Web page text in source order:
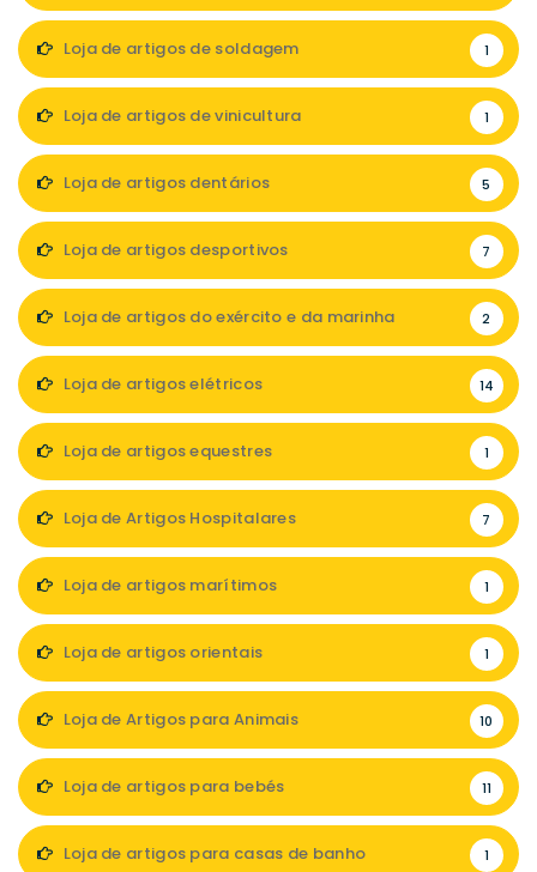
Loja de artigos de soldagem 1
Loja de artigos de vinicultura 1
Loja de artigos dentários 5
Loja de artigos desportivos 7
Loja de artigos do exército e da marinha 2
Loja de artigos elétricos 14
Loja de artigos equestres 1
Loja de Artigos Hospitalares 7
Loja de artigos marítimos 1
Loja de artigos orientais 1
Loja de Artigos para Animais 10
Loja de artigos para bebés 11
Loja de artigos para casas de banho 1